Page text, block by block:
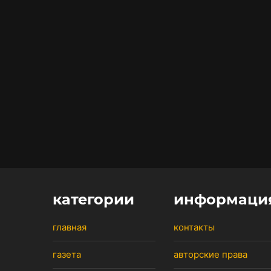
категории
главная
газета
контакты
авторские права